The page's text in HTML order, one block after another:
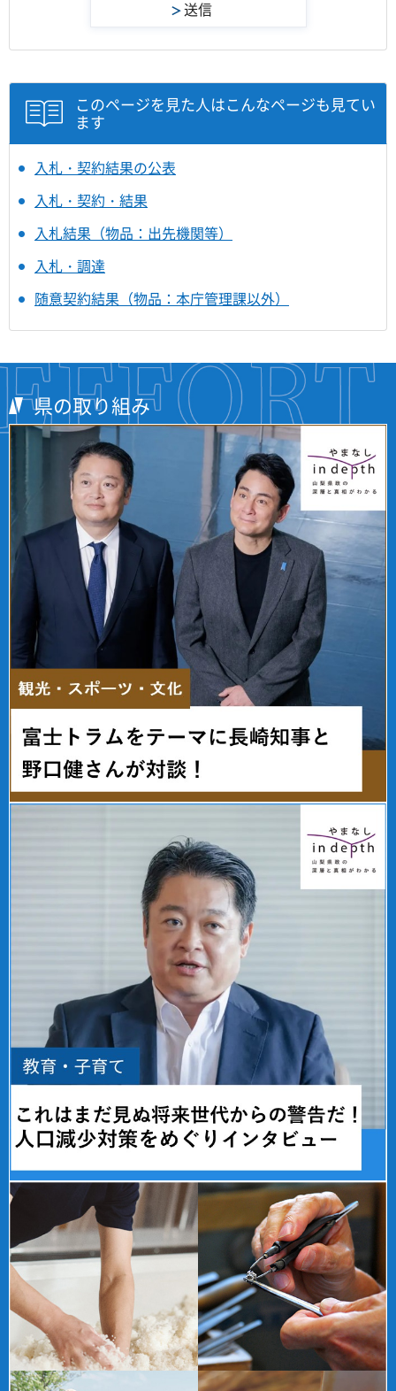
このページを見た人はこんなページも見てい
ます
入札・契約結果の公表
入札・契約・結果
入札結果（物品：出先機関等）
入札・調達
随意契約結果（物品：本庁管理課以外）
県の取り組み